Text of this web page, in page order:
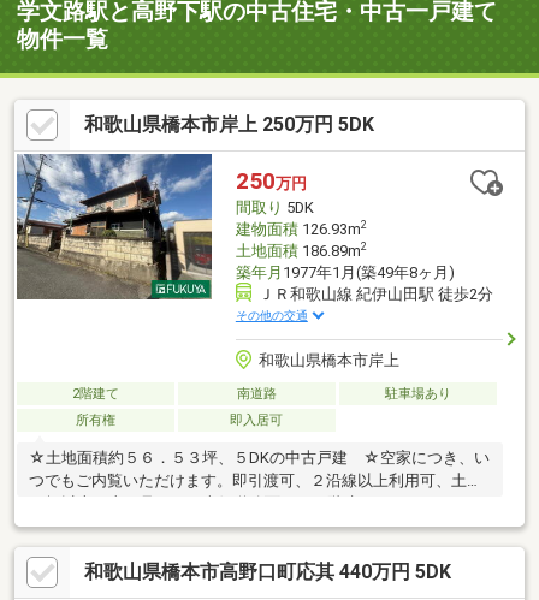
学文路駅と高野下駅の中古住宅・中古一戸建て
物件一覧
和歌山県橋本市岸上 250万円 5DK
250万円
間取り 5DK
建物面積126.93m2
土地面積186.89m2
築年月 1977年1月(築49年8ヶ月)
ＪＲ和歌山線 紀伊山田駅 徒歩2分
その他の交通
和歌山県橋本市岸上
2階建て 南道路
駐車場あり
所有権
即入居可
☆土地面積約５６．５３坪、５DKの中古戸建 ☆空家につき、い
つでもご内覧いただけます。即引渡可、２沿線以上利用可、土地
50坪以上、山が見える、南側道路面す、２階建
和歌山県橋本市高野口町応其 440万円 5DK